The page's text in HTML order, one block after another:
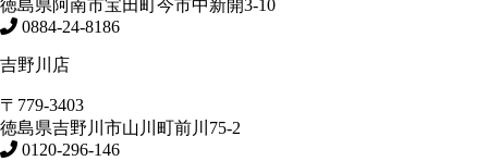
徳島県阿南市宝田町今市中新開3-10
0884-24-8186
吉野川店
〒779-3403
徳島県吉野川市山川町前川75-2
0120-296-146